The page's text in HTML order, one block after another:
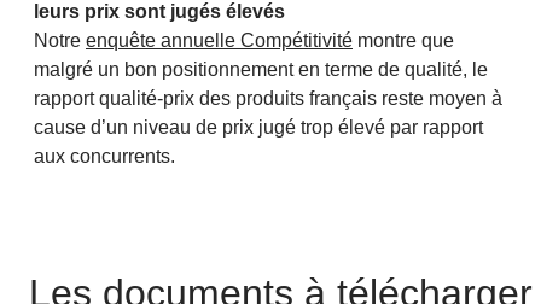
leurs prix sont jugés élevés
Notre enquête annuelle Compétitivité montre que
malgré un bon positionnement en terme de qualité, le
rapport qualité-prix des produits français reste moyen à
cause d’un niveau de prix jugé trop élevé par rapport
aux concurrents.
Les documents à télécharger